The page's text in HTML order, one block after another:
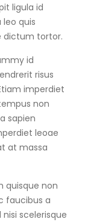
ligula id
leo quis
dictum tortor.
id
risus
imperdiet
non
sapien
leoae
at massa
quisque non
faucibus a
scelerisque